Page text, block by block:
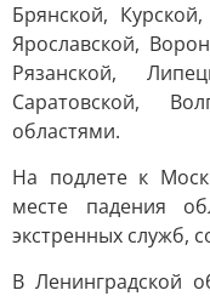
Брянской,
Ярославской,
Рязанской,
Саратовской,
областями.
На подлете к
месте падения
экстренных служб,
В Ленинградской